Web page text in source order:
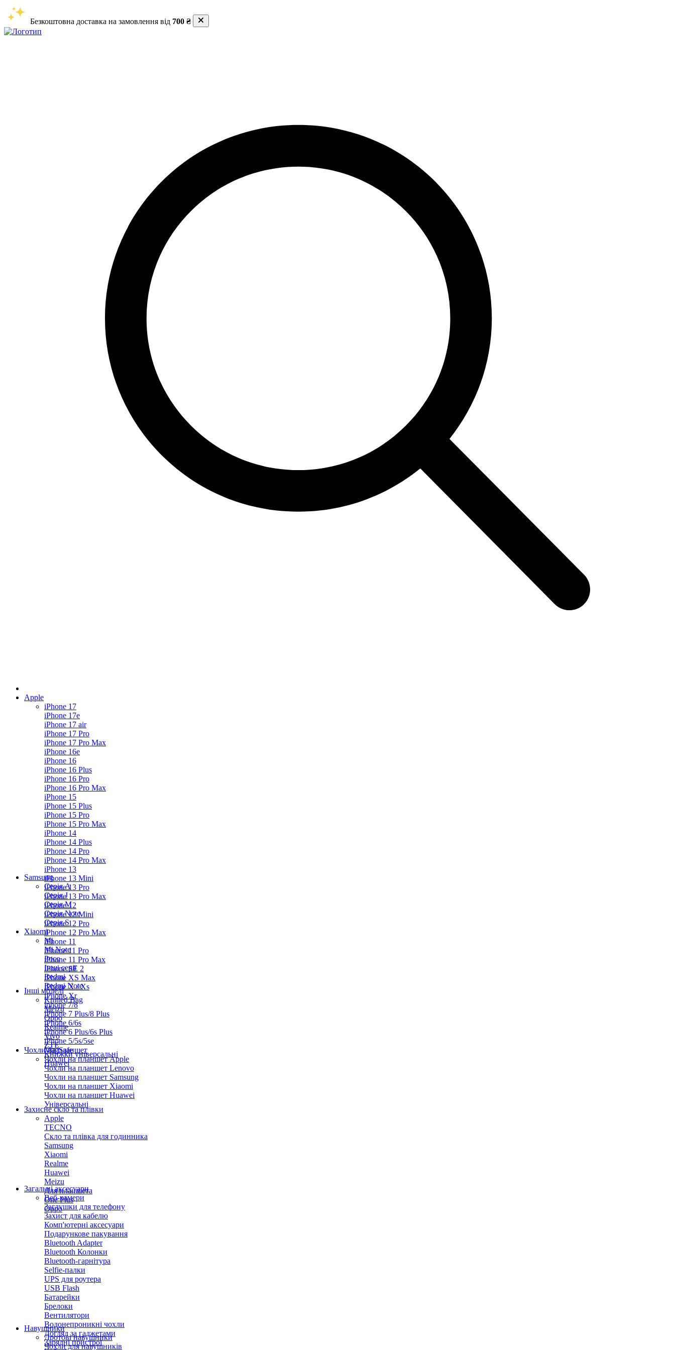
Безкоштовна доставка на замовлення від 700 ₴
Apple
iPhone 17
iPhone 17e
iPhone 17 air
iPhone 17 Pro
iPhone 17 Pro Max
iPhone 16e
iPhone 16
iPhone 16 Plus
iPhone 16 Pro
iPhone 16 Pro Max
iPhone 15
iPhone 15 Plus
iPhone 15 Pro
iPhone 15 Pro Max
iPhone 14
iPhone 14 Plus
iPhone 14 Pro
iPhone 14 Pro Max
iPhone 13
iPhone 13 Mini
iPhone 13 Pro
iPhone 13 Pro Max
iPhone 12
iPhone 12 Mini
iPhone 12 Pro
iPhone 12 Pro Max
iPhone 11
iPhone 11 Pro
iPhone 11 Pro Max
iPhone SE 2
iPhone XS Max
iPhone X / Xs
iPhone Xr
iphone 7/8
iPhone 7 Plus/8 Plus
iPhone 6/6s
iPhone 6 Plus/6s Plus
iPhone 5/5s/5se
MagSafe
Samsung
Серія А
Серiя J
Серiя M
Серія Note
Серія S
Xiaomi
Mi
Mi Note
Poco
Інші серії
Redmi
Redmi Note
Інші моделі
Knitted Bag
Meizu
Oppo
Realme
Vivo
ZTE
Книжки універсальні
Huawei
Чохли на планшет
Чохли на планшет Apple
Чохли на планшет Lenovo
Чохли на планшет Samsung
Чохли на планшет Xiaomi
Чохли на планшет Huawei
Універсальні
Захисне скло та плівки
Apple
TECNO
Скло та плівка для годинника
Samsung
Xiaomi
Realme
Huawei
Meizu
Для планшета
One Plus
Oppo
Загальні аксесуари
Веб-камери
Заглушки для телефону
Захист для кабелю
Комп'ютерні аксесуари
Подарункове пакування
Bluetooth Adapter
Bluetooth Колонки
Bluetooth-гарнітура
Selfie-палки
UPS для роутера
USB Flash
Батарейки
Брелоки
Вентилятори
Водонепроникні чохли
Догляд за гаджетами
Зарядні пристрої
Навушники
Дротові навушники
Чохли для навушників